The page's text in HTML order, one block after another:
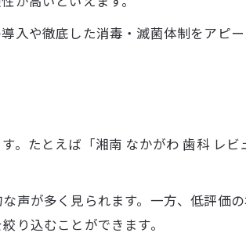
入や徹底した消毒・滅菌体制をアピ
。たとえば「湘南 なかがわ 歯科 レビ
声が多く見られます。一方、低評価
り込むことができます。